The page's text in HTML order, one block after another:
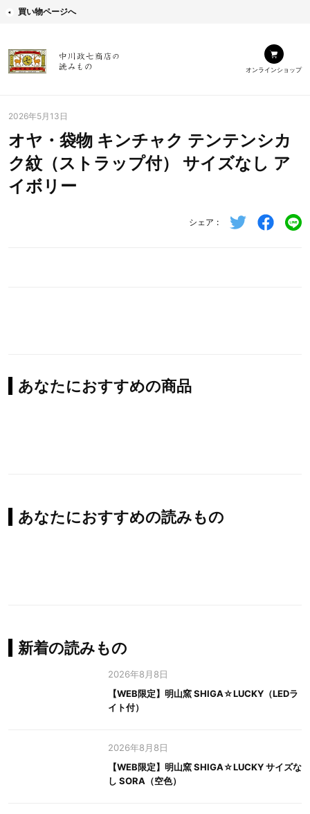
買い物ページへ
オンラインショップ
2026年5月13日
オヤ・袋物 キンチャク テンテンシカ
ク紋（ストラップ付） サイズなし ア
イボリー
シェア
あなたにおすすめの商品
あなたにおすすめの読みもの
新着の読みもの
2026年8月8日
【WEB限定】明山窯 SHIGA☆LUCKY（LEDラ
イト付）
2026年8月8日
【WEB限定】明山窯 SHIGA☆LUCKY サイズな
し SORA（空色）